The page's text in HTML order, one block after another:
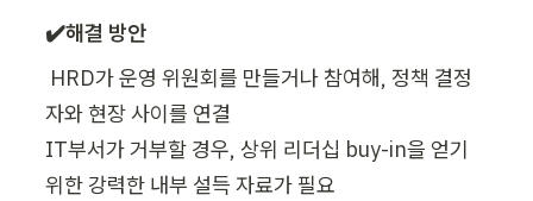
✔️해결 방안
자와 현장 사이를 연결
IT부서가 거부할 경우, 상위 리더십 buy-in을 얻기
위한 강력한 내부 설득 자료가 필요